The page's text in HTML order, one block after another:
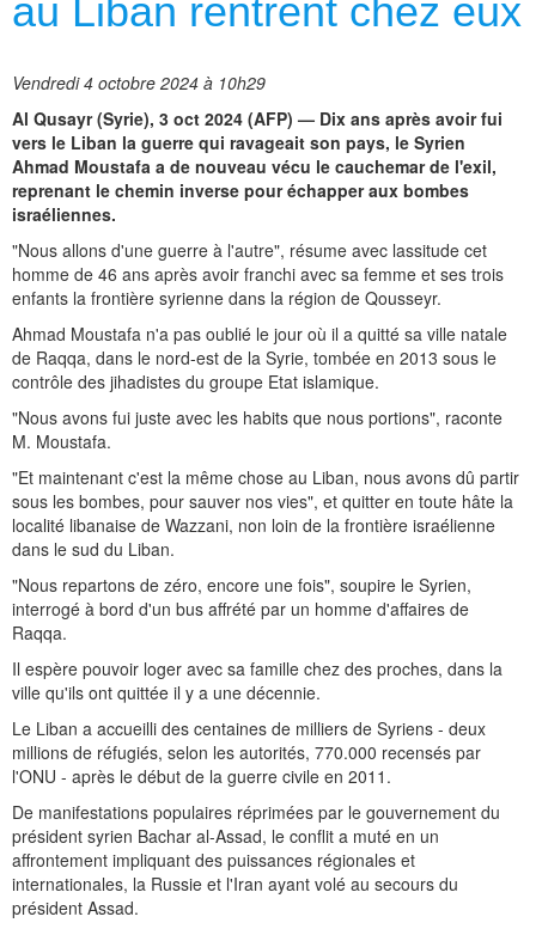
au Liban rentrent chez eux
Vendredi 4 octobre 2024 à 10h29
Al Qusayr (Syrie), 3 oct 2024 (AFP) — Dix ans après avoir fui
vers le Liban la guerre qui ravageait son pays, le Syrien
Ahmad Moustafa a de nouveau vécu le cauchemar de l'exil,
reprenant le chemin inverse pour échapper aux bombes
israéliennes.
"Nous allons d'une guerre à l'autre", résume avec lassitude cet
homme de 46 ans après avoir franchi avec sa femme et ses trois
enfants la frontière syrienne dans la région de Qousseyr.
Ahmad Moustafa n'a pas oublié le jour où il a quitté sa ville natale
de Raqqa, dans le nord-est de la Syrie, tombée en 2013 sous le
contrôle des jihadistes du groupe Etat islamique.
"Nous avons fui juste avec les habits que nous portions", raconte
M. Moustafa.
"Et maintenant c'est la même chose au Liban, nous avons dû partir
sous les bombes, pour sauver nos vies", et quitter en toute hâte la
localité libanaise de Wazzani, non loin de la frontière israélienne
dans le sud du Liban.
"Nous repartons de zéro, encore une fois", soupire le Syrien,
interrogé à bord d'un bus affrété par un homme d'affaires de
Raqqa.
Il espère pouvoir loger avec sa famille chez des proches, dans la
ville qu'ils ont quittée il y a une décennie.
Le Liban a accueilli des centaines de milliers de Syriens - deux
millions de réfugiés, selon les autorités, 770.000 recensés par
l'ONU - après le début de la guerre civile en 2011.
De manifestations populaires réprimées par le gouvernement du
président syrien Bachar al-Assad, le conflit a muté en un
affrontement impliquant des puissances régionales et
internationales, la Russie et l'Iran ayant volé au secours du
président Assad.